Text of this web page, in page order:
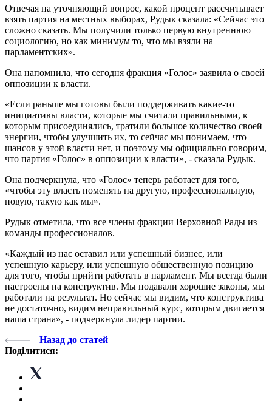
Отвечая на уточняющий вопрос, какой процент рассчитывает
взять партия на местных выборах, Рудык сказала: «Сейчас это
сложно сказать. Мы получили только первую внутреннюю
социологию, но как минимум то, что мы взяли на
парламентских».
Она напомнила, что сегодня фракция «Голос» заявила о своей
оппозиции к власти.
«Если раньше мы готовы были поддерживать какие-то
инициативы власти, которые мы считали правильными, к
которым присоединялись, тратили большое количество своей
энергии, чтобы улучшить их, то сейчас мы понимаем, что
шансов у этой власти нет, и поэтому мы официально говорим,
что партия «Голос» в оппозиции к власти», - сказала Рудык.
Она подчеркнула, что «Голос» теперь работает для того,
«чтобы эту власть поменять на другую, профессиональную,
новую, такую как мы».
Рудык отметила, что все члены фракции Верховной Рады из
команды профессионалов.
«Каждый из нас оставил или успешный бизнес, или
успешную карьеру, или успешную общественную позицию
для того, чтобы прийти работать в парламент. Мы всегда были
настроены на конструктив. Мы подавали хорошие законы, мы
работали на результат. Но сейчас мы видим, что конструктива
не достаточно, видим неправильный курс, которым двигается
наша страна», - подчеркнула лидер партии.
Назад до статей
Поділитися: